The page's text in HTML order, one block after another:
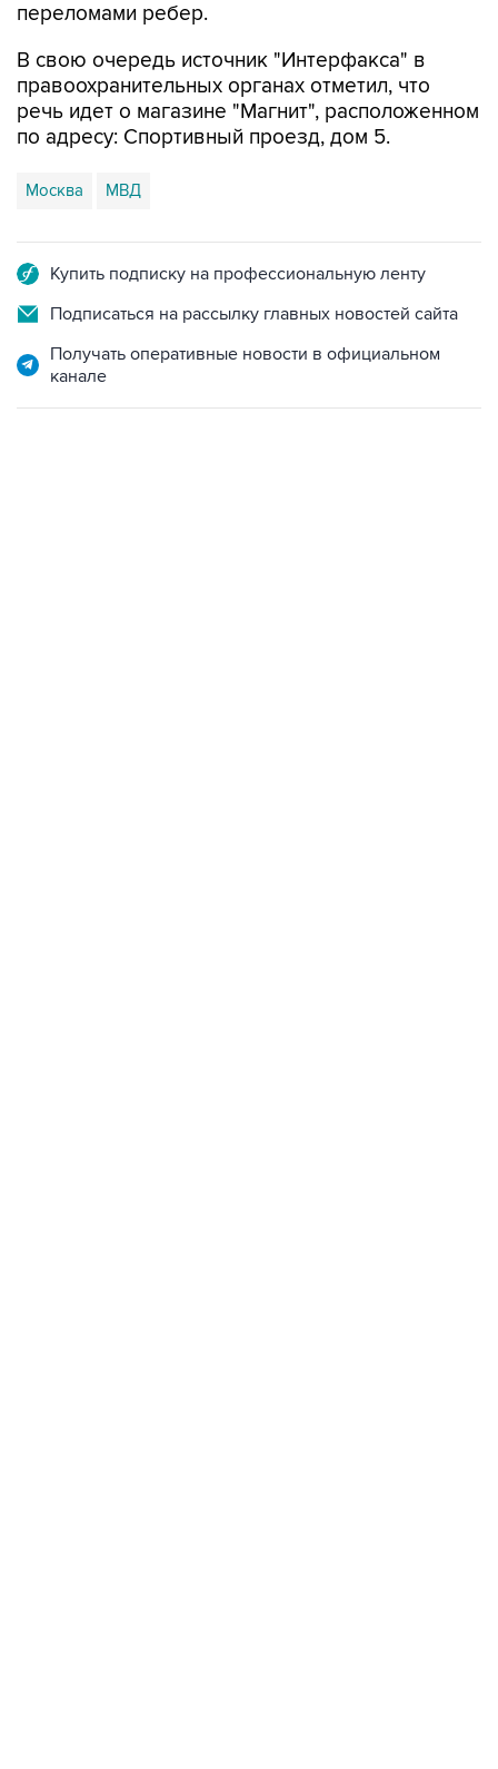
В свою очередь источник "Интерфакса" в
речь идет о магазине "Магнит", расположенном
по адресу: Спортивный проезд, дом 5.
Москва МВД
Подписаться на рассылку главных новостей сайта
Получать оперативные новости в официальном